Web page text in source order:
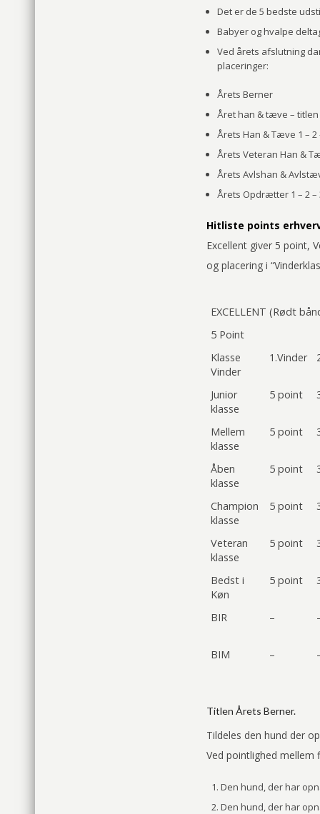
Det er de 5 bedste
Babyer og hvalpe
Ved årets afslutning
placeringer:
Årets Berner
Året han & tæve – titlen
Årets Han & Tæve 1 – 2
Årets Veteran Han &
Årets Avlshan &
Årets Opdrætter 1 – 2 –
Hitliste points
Excellent giver 5 point,
og placering i
EXCELLENT (Rødt
5 Point
Klasse
Vinder
1.Vinder
Junior
klasse
5 point
Mellem
klasse
5 point
Åben
klasse
5 point
Champion
klasse
5 point
Veteran
klasse
5 point
Bedst i
Køn
5 point
BIR –
BIM –
Titlen Årets Berner.
Tildeles den hund der
Ved pointlighed mellem
Den hund, der har
Den hund, der har